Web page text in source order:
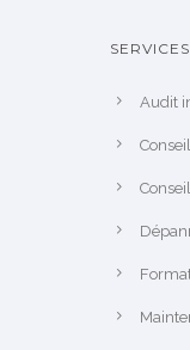
Audit